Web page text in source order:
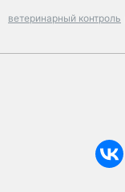
ветеринарный контроль